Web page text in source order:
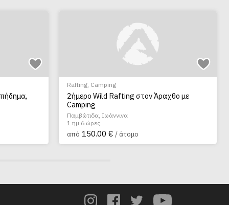
Rafting, Camping
2ήμερο Wild Rafting στον Άραχθο με
Camping
Παμβώτιδα, Ιωάννινα
1 ημ 6 ώρες
από 150.00 € / άτομο